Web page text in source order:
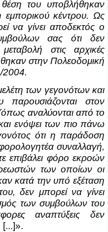
του υποβλήθηκαν
εμπορικού κέντρου. Ως
να γίνει αποδεκτός ο
σας ότι δεν
στις αρχικές
στην Πολεοδομική
2004.
των γεγονότων και
παρουσιάζονται στον
αναλύονται από το
ενόψει των πιο πάνω
ότι η παράδοση
συναλλαγή,
επιβάλει φόρο εκροών
των οποίων οι
κατά την υπό εξέταση
δεν μπορεί να γίνει
των συμβούλων του
αναπτύξεις δεν
[...]».